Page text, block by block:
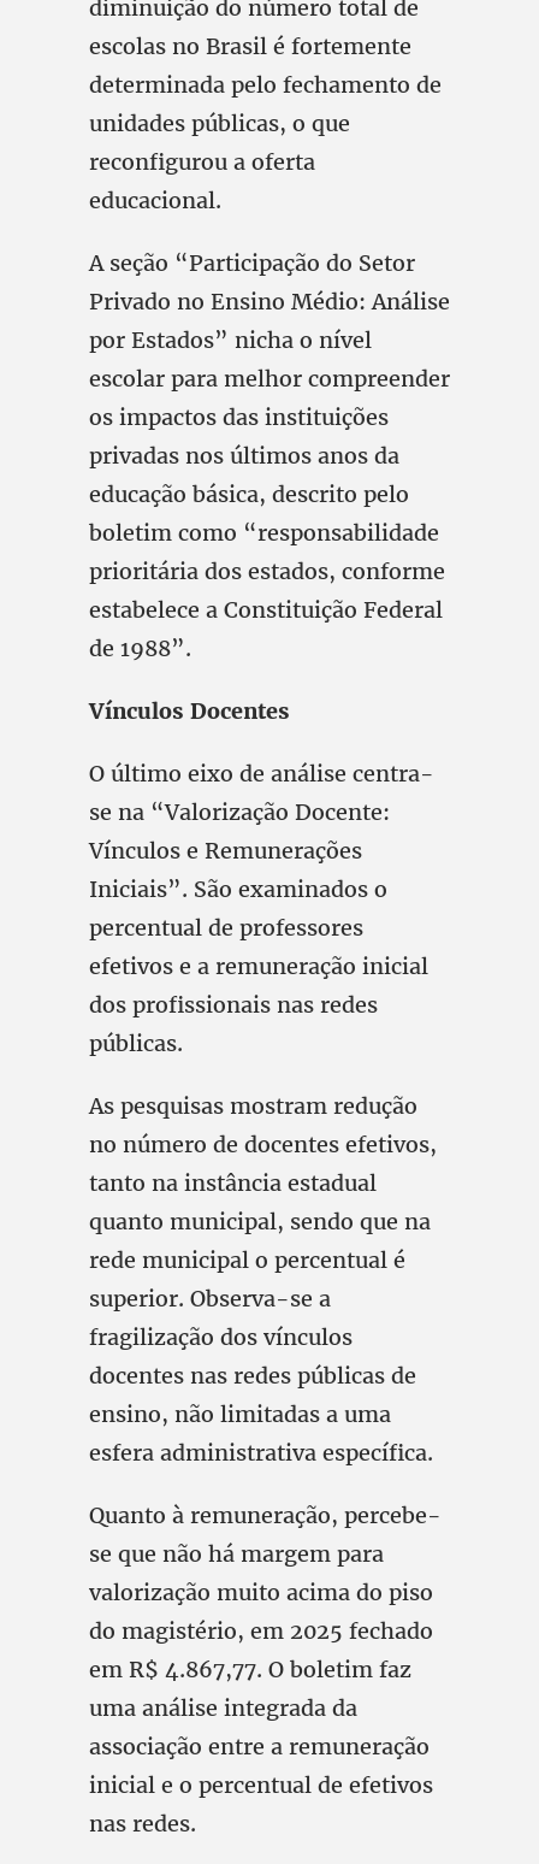
diminuição do número total de
escolas no Brasil é fortemente
determinada pelo fechamento de
unidades públicas, o que
reconfigurou a oferta
educacional.
A seção “Participação do Setor
Privado no Ensino Médio: Análise
por Estados” nicha o nível
escolar para melhor compreender
os impactos das instituições
privadas nos últimos anos da
educação básica, descrito pelo
boletim como “responsabilidade
prioritária dos estados, conforme
estabelece a Constituição Federal
de 1988”.
Vínculos Docentes
O último eixo de análise centra-
se na “Valorização Docente:
Vínculos e Remunerações
Iniciais”. São examinados o
percentual de professores
efetivos e a remuneração inicial
dos profissionais nas redes
públicas.
As pesquisas mostram redução
no número de docentes efetivos,
tanto na instância estadual
quanto municipal, sendo que na
rede municipal o percentual é
superior. Observa-se a
fragilização dos vínculos
docentes nas redes públicas de
ensino, não limitadas a uma
esfera administrativa específica.
Quanto à remuneração, percebe-
se que não há margem para
valorização muito acima do piso
do magistério, em 2025 fechado
em R$ 4.867,77. O boletim faz
uma análise integrada da
associação entre a remuneração
inicial e o percentual de efetivos
nas redes.